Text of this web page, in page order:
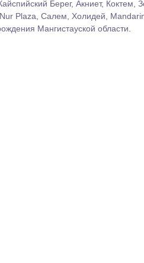
Tree Of Life, Rixos.
Часовая по городу.
город (Порт Курык).
и погружение в фантазии не
И вы сразу поймёте, о чём